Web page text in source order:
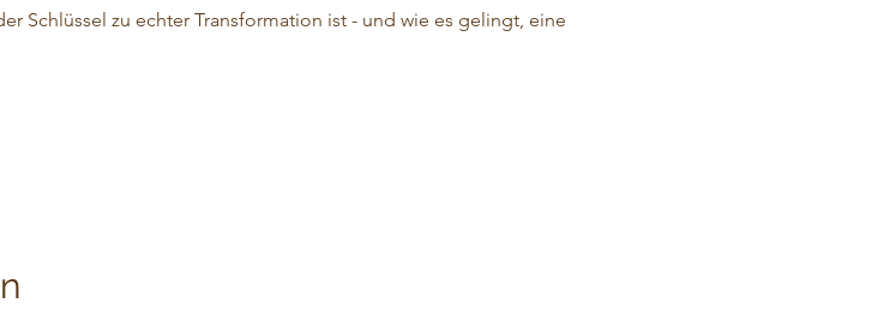
Schlüssel zu echter Transformation ist - und wie es gelingt, eine